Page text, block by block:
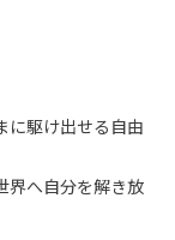
に駆け出せる自由
界へ自分を解き放